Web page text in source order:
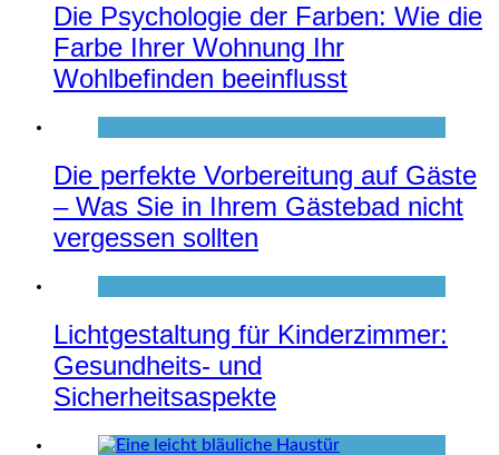
Die Psychologie der Farben: Wie die
Farbe Ihrer Wohnung Ihr
Wohlbefinden beeinflusst
Die perfekte Vorbereitung auf Gäste
– Was Sie in Ihrem Gästebad nicht
vergessen sollten
Lichtgestaltung für Kinderzimmer:
Gesundheits- und
Sicherheitsaspekte